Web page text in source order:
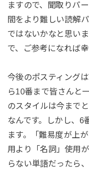
ますので、聞取りパ
間をより難しい読解
ではないかなと思い
で、ご参考になれば幸
今後のポスティング
ら10番まで皆さんと
のスタイルは今まで
なんです。しかし、6
ます。「難易度が上
用より「名詞」使用
らない単語だったら